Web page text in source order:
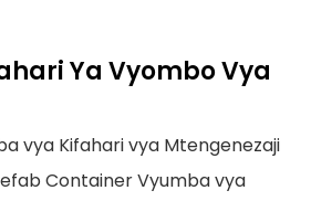
Ya Vyombo Vya
vya Kifahari vya Mtengenezaji
Container Vyumba vya